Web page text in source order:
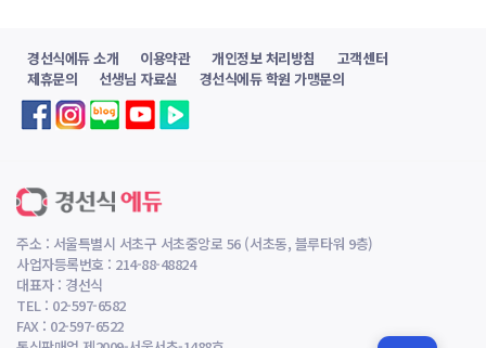
경선식에듀 소개 이용약관 개인정보 처리방침
고객센터
제휴문의
선생님 자료실 경선식에듀 학원 가맹문의
주소 : 서울특별시 서초구 서초중앙로 56 (서초동, 블루타워 9층)
사업자등록번호 : 214-88-48824
대표자 : 경선식
TEL : 02-597-6582
FAX : 02-597-6522